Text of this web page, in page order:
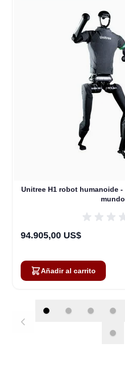
Unitree H1 robot humanoide
mundo
94.905,00 US$
Añadir al carrito